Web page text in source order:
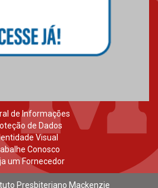
de Informações
de Dados
Visual
Conosco
um Fornecedor
Presbiteriano Mackenzie